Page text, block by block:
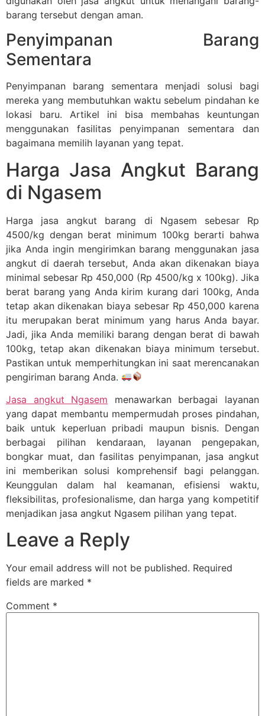
barang tersebut dengan aman.
Penyimpanan Barang
Sementara
Penyimpanan barang sementara menjadi solusi bagi
mereka yang membutuhkan waktu sebelum pindahan ke
lokasi baru. Artikel ini bisa membahas keuntungan
menggunakan fasilitas penyimpanan sementara dan
bagaimana memilih layanan yang tepat.
Harga Jasa Angkut Barang
di Ngasem
Harga jasa angkut barang di Ngasem sebesar Rp
4500/kg dengan berat minimum 100kg berarti bahwa
jika Anda ingin mengirimkan barang menggunakan jasa
angkut di daerah tersebut, Anda akan dikenakan biaya
minimal sebesar Rp 450,000 (Rp 4500/kg x 100kg). Jika
berat barang yang Anda kirim kurang dari 100kg, Anda
tetap akan dikenakan biaya sebesar Rp 450,000 karena
itu merupakan berat minimum yang harus Anda bayar.
Jadi, jika Anda memiliki barang dengan berat di bawah
100kg, tetap akan dikenakan biaya minimum tersebut.
Pastikan untuk memperhitungkan ini saat merencanakan
pengiriman barang Anda.
Jasa angkut Ngasem menawarkan berbagai layanan
yang dapat membantu mempermudah proses pindahan,
baik untuk keperluan pribadi maupun bisnis. Dengan
berbagai pilihan kendaraan, layanan pengepakan,
bongkar muat, dan fasilitas penyimpanan, jasa angkut
ini memberikan solusi komprehensif bagi pelanggan.
Keunggulan dalam hal keamanan, efisiensi waktu,
fleksibilitas, profesionalisme, dan harga yang kompetitif
menjadikan jasa angkut Ngasem pilihan yang tepat.
Leave a Reply
Your email address will not be published. Required
fields are marked *
Comment *